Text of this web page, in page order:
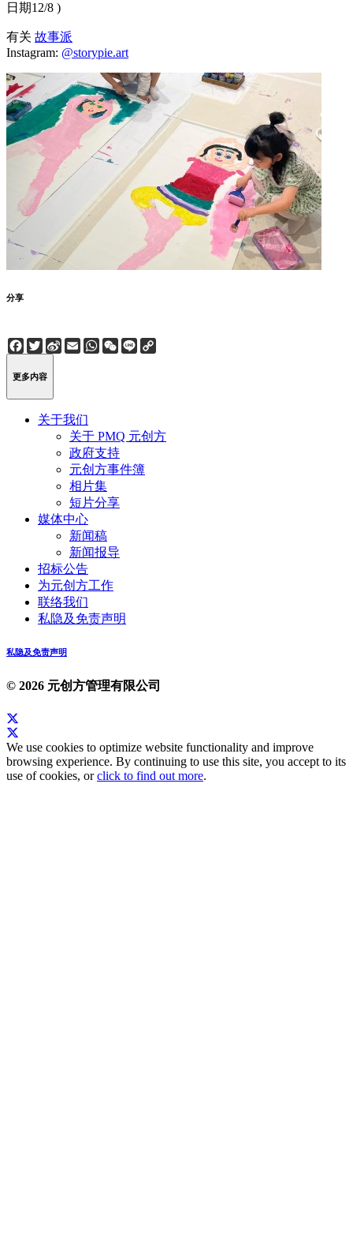
日期12/8 )
有关 故事派
Instagram: @storypie.art
分享
Facebook
Twitter
Sina
Weibo
EmailWhatsApp
WeChat
Line
更多内容
关于我们
关于 PMQ 元创方
政府支持
元创方事件簿
相片集
短片分享
媒体中心
新闻稿
新闻报导
招标公告
为元创方工作
联络我们
私隐及免责声明
私隐及免责声明
© 2026 元创方管理有限公司
We use cookies to optimize website functionality and improve
browsing experience. By continuing to use this site, you accept to its
use of cookies, orclick to find out more.